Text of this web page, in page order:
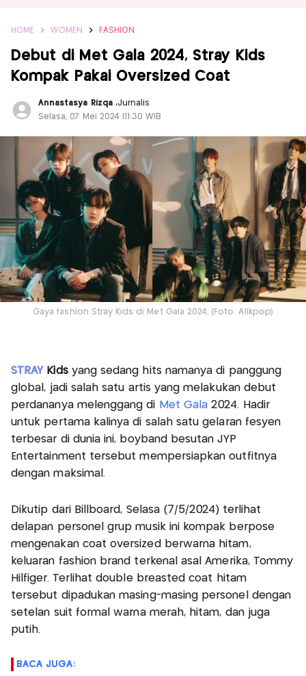
HOME WOMEN FASHION
Debut di Met Gala 2024, Stray Kids
Kompak Pakai Oversized Coat
Annastasya Rizqa ,Jurnalis
Selasa, 07 Mei 2024 |11:30 WIB
Gaya fashion Stray Kids di Met Gala 2024, (Foto: Allkpop)
STRAY Kids yang sedang hits namanya di panggung
global, jadi salah satu artis yang melakukan debut
perdananya melenggang di Met Gala2024. Hadir
untuk pertama kalinya di salah satu gelaran fesyen
terbesar di dunia ini, boyband besutan JYP
Entertainment tersebut mempersiapkan outfitnya
dengan maksimal.
Dikutip dari Billboard, Selasa (7/5/2024) terlihat
delapan personel grup musik ini kompak berpose
mengenakan coat oversized berwarna hitam,
keluaran fashion brand terkenal asal Amerika, Tommy
Hilfiger. Terlihat double breasted coat hitam
tersebut dipadukan masing-masing personel dengan
setelan suit formal warna merah, hitam, dan juga
putih.
BACA JUGA: